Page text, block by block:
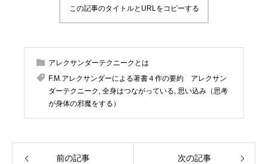
が、吹き方によって音が下がってしまうの
ーク教師協会)認定教師の資格を取得 神奈川
県立生田高等学校卒業 東京理科大学理学部応
用数学科卒業 高校・大学・社会人と合唱を続
け現在は楽器としての声を勉強中 1970年生
まれ 1児の母
この記事のタイトルとURLをコピーする
アレクサンダーテクニークとは
F.M.アレクサンダーによる著書４作の要約 アレクサン
ダーテクニーク , 全身はつながっている, 思い込み（思考
が身体の邪魔をする）
前の記事 次の記事